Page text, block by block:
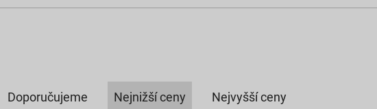
Doporučujeme Nejnižší ceny Nejvyšší ceny